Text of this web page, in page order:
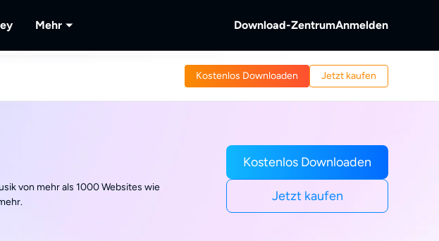
Mehr Download-ZentrumAnmelden
Kostenlos Downloaden Jetzt kaufen
von mehr als 1000 Websites wie
Kostenlos Downloaden
Jetzt kaufen